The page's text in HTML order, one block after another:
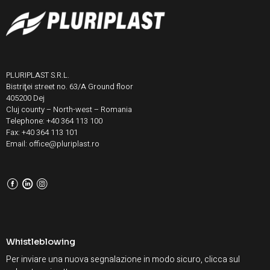
PLURIPLAST S.R.L.
Bistriţei street no. 63/A Ground floor
405200 Dej
Cluj county – North-west – Romania
Telephone: +40 364 113 100
Fax: +40 364 113 101
Email: office@pluriplast.ro
F L I
Whistleblowing
Per inviare una nuova segnalazione in modo sicuro, clicca sul